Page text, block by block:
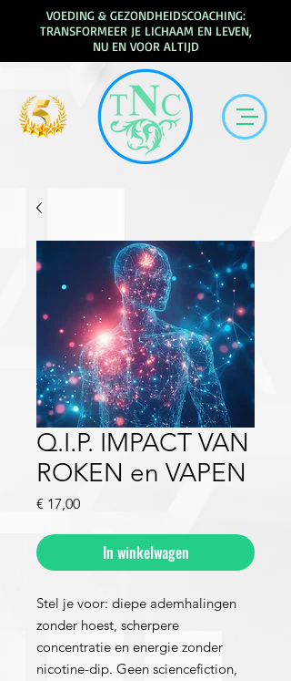
VOEDING & GEZONDHEIDSCOACHING:
TRANSFORMEER JE LICHAAM EN LEVEN,
NU EN VOOR ALTIJD
Q.I.P. IMPACT VAN
ROKEN en VAPEN
€ 17,00Prijs
In winkelwagen
Stel je voor: diepe ademhalingen
zonder hoest, scherpere
concentratie en energie zonder
nicotine-dip. Geen sciencefiction,